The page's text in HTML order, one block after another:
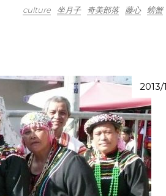
culture 坐月子 奇美部落 藤心 螃蟹
2013/